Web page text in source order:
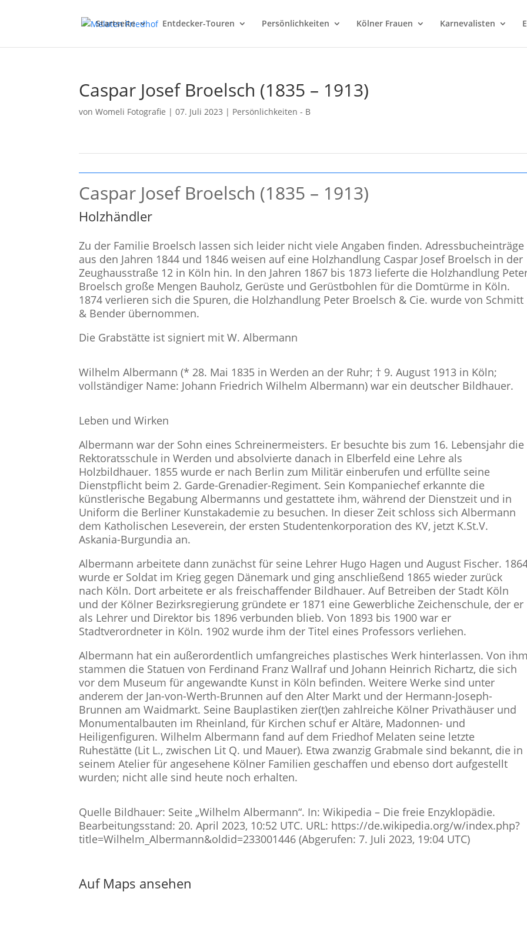
Startseite Entdecker-Touren Persönlichkeiten Kölner Frauen Karnevalisten
Caspar Josef Broelsch (1835 – 1913)
vonWomeli Fotografie |07. Juli 2023 | Persönlichkeiten - B
Caspar Josef Broelsch (1835 – 1913)
Holzhändler
Zu der Familie Broelsch lassen sich leider nicht viele Angaben finden. Adressbucheinträge
aus den Jahren 1844 und 1846 weisen auf eine Holzhandlung Caspar Josef Broelsch in der
Zeughausstraße 12 in Köln hin. In den Jahren 1867 bis 1873 lieferte die Holzhandlung
Broelsch große Mengen Bauholz, Gerüste und Gerüstbohlen für die Domtürme in Köln.
1874 verlieren sich die Spuren, die Holzhandlung Peter Broelsch & Cie. wurde von Schmitt
& Bender übernommen.
Die Grabstätte ist signiert mit W. Albermann
Wilhelm Albermann (* 28. Mai 1835 in Werden an der Ruhr; † 9. August 1913 in Köln;
vollständiger Name: Johann Friedrich Wilhelm Albermann) war ein deutscher Bildhauer.
Leben und Wirken
Albermann war der Sohn eines Schreinermeisters. Er besuchte bis zum 16. Lebensjahr die
Rektoratsschule in Werden und absolvierte danach in Elberfeld eine Lehre als
Holzbildhauer. 1855 wurde er nach Berlin zum Militär einberufen und erfüllte seine
Dienstpflicht beim 2. Garde-Grenadier-Regiment. Sein Kompaniechef erkannte die
künstlerische Begabung Albermanns und gestattete ihm, während der Dienstzeit und in
Uniform die Berliner Kunstakademie zu besuchen. In dieser Zeit schloss sich Albermann
dem Katholischen Leseverein, der ersten Studentenkorporation des KV, jetzt K.St.V.
Askania-Burgundia an.
Albermann arbeitete dann zunächst für seine Lehrer Hugo Hagen und August Fischer.
wurde er Soldat im Krieg gegen Dänemark und ging anschließend 1865 wieder zurück
nach Köln. Dort arbeitete er als freischaffender Bildhauer. Auf Betreiben der Stadt Köln
und der Kölner Bezirksregierung gründete er 1871 eine Gewerbliche Zeichenschule, der er
als Lehrer und Direktor bis 1896 verbunden blieb. Von 1893 bis 1900 war er
Stadtverordneter in Köln. 1902 wurde ihm der Titel eines Professors verliehen.
Albermann hat ein außerordentlich umfangreiches plastisches Werk hinterlassen. Von
stammen die Statuen von Ferdinand Franz Wallraf und Johann Heinrich Richartz, die sich
vor dem Museum für angewandte Kunst in Köln befinden. Weitere Werke sind unter
anderem der Jan-von-Werth-Brunnen auf den Alter Markt und der Hermann-Joseph-
Brunnen am Waidmarkt. Seine Bauplastiken zier(t)en zahlreiche Kölner Privathäuser und
Monumentalbauten im Rheinland, für Kirchen schuf er Altäre, Madonnen- und
Heiligenfiguren. Wilhelm Albermann fand auf dem Friedhof Melaten seine letzte
Ruhestätte (Lit L., zwischen Lit Q. und Mauer). Etwa zwanzig Grabmale sind bekannt, die in
seinem Atelier für angesehene Kölner Familien geschaffen und ebenso dort aufgestellt
wurden; nicht alle sind heute noch erhalten.
Quelle Bildhauer: Seite „Wilhelm Albermann“. In: Wikipedia – Die freie Enzyklopädie.
Bearbeitungsstand: 20. April 2023, 10:52 UTC. URL: https://de.wikipedia.org/w/index.php?
title=Wilhelm_Albermann&oldid=233001446 (Abgerufen: 7. Juli 2023, 19:04 UTC)
Auf Maps ansehen